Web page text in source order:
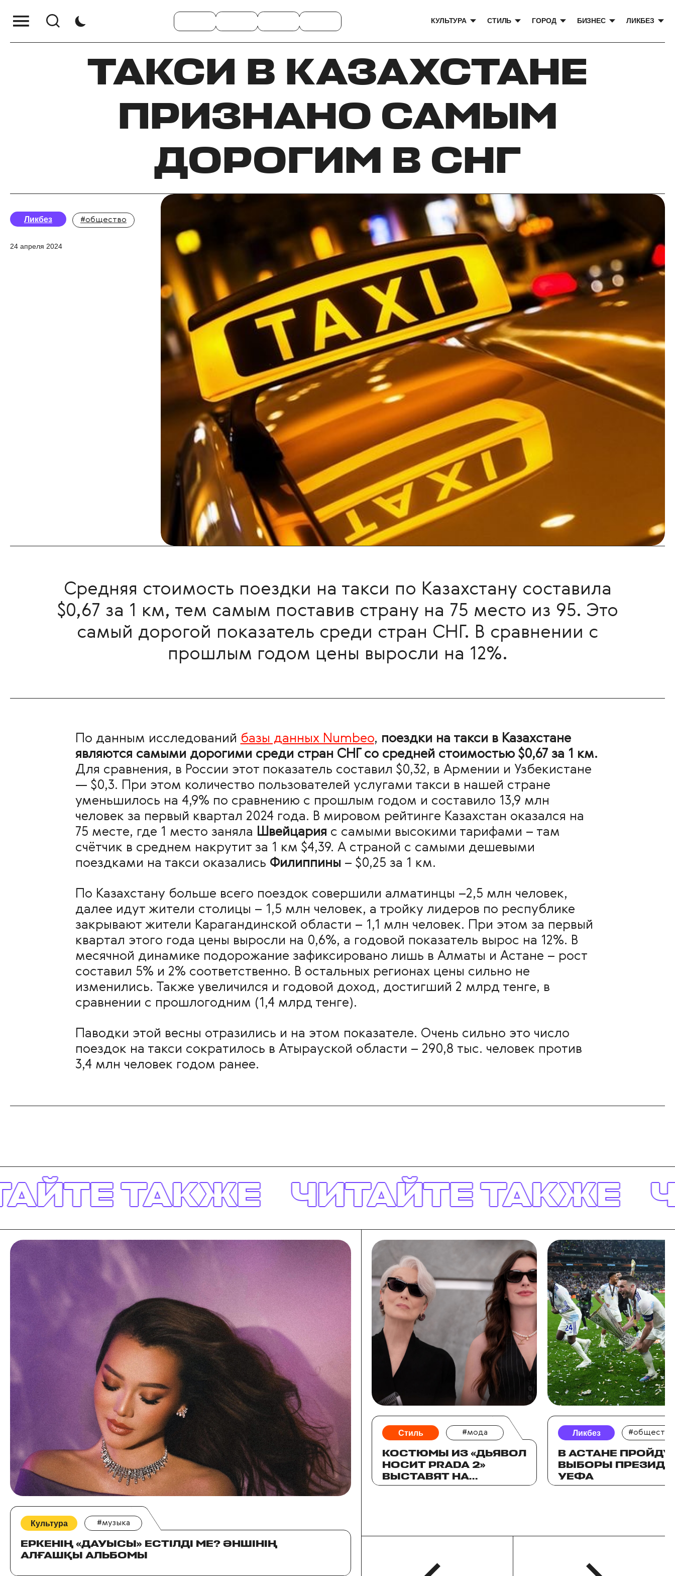
КУЛЬТУРА СТИЛЬ ГОРОД БИЗНЕС ЛИКБЕЗ
ТАКСИ В КАЗАХСТАНЕ
ПРИЗНАНО САМЫМ
ДОРОГИМ В СНГ
Ликбез #общество
24 апреля 2024
Средняя стоимость поездки на такси по Казахстану составила
$0,67 за 1 км, тем самым поставив страну на 75 место из 95. Это
самый дорогой показатель среди стран СНГ. В сравнении с
прошлым годом цены выросли на 12%.
По данным исследований базы данных Numbeo, поездки на такси в Казахстане
являются самыми дорогими среди стран СНГ со средней стоимостью $0,67 за 1 км.
Для сравнения, в России этот показатель составил $0,32, в Армении и Узбекистане
— $0,3. При этом количество пользователей услугами такси в нашей стране
уменьшилось на 4,9% по сравнению с прошлым годом и составило 13,9 млн
человек за первый квартал 2024 года. В мировом рейтинге Казахстан оказался на
75 месте, где 1 место заняла Швейцария с самыми высокими тарифами – там
счётчик в среднем накрутит за 1 км $4,39. А страной с самыми дешевыми
поездками на такси оказались Филиппины – $0,25 за 1 км.
По Казахстану больше всего поездок совершили алматинцы –2,5 млн человек,
далее идут жители столицы – 1,5 млн человек, а тройку лидеров по республике
закрывают жители Карагандинской области – 1,1 млн человек. При этом за первый
квартал этого года цены выросли на 0,6%, а годовой показатель вырос на 12%. В
месячной динамике подорожание зафиксировано лишь в Алматы и Астане – рост
составил 5% и 2% соответственно. В остальных регионах цены сильно не
изменились. Также увеличился и годовой доход, достигший 2 млрд тенге, в
сравнении с прошлогодним (1,4 млрд тенге).
Паводки этой весны отразились и на этом показателе. Очень сильно это число
поездок на такси сократилось в Атырауской области – 290,8 тыс. человек против
3,4 млн человек годом ранее.
ЧИТАЙТЕ ТАКЖЕ
Культура #музыка
ЕРКЕНІҢ «ДАУЫСЫ» ЕСТІЛДІ МЕ? ӘНШІНІҢ
АЛҒАШҚЫ АЛЬБОМЫ
Стиль #мода
КОСТЮМЫ ИЗ «ДЬЯВОЛ
НОСИТ PRADA 2»
ВЫСТАВЯТ НА
АУКЦИОН
Ликбез #общество
В АСТАНЕ
ВЫБОРЫ
УЕФА